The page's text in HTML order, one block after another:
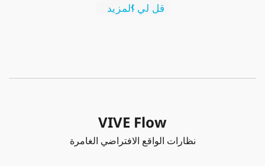
قل لي المزيد
VIVE Flow
نظارات الواقع الافتراضي الغامرة